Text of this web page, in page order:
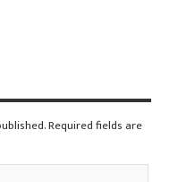
Required fields are